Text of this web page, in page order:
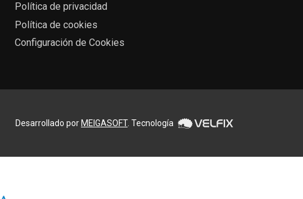
Política de privacidad
Política de cookies
Configuración de Cookies
Desarrollado por MEIGASOFT. Tecnología